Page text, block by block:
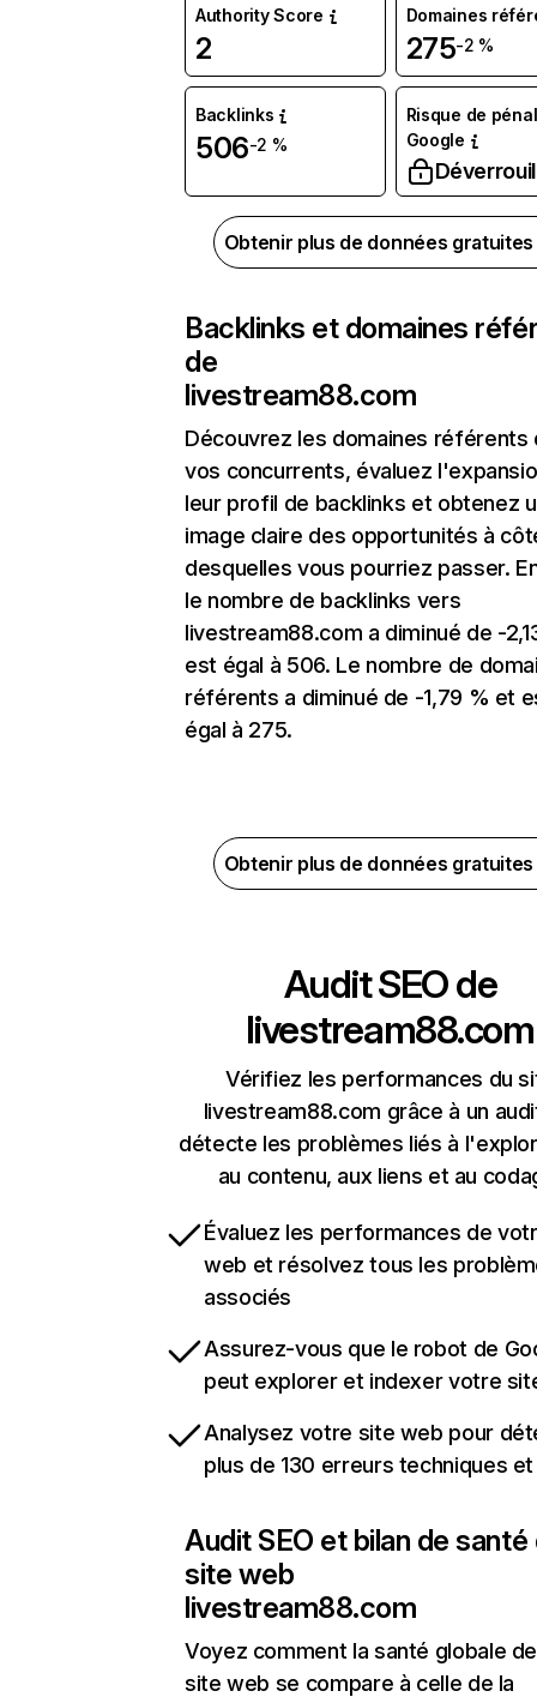
Authority Score
2
Domaines
275-2 %
Backlinks
506-2 %
Risque de
Google
Obtenir plus de données
Backlinks et domaines
de
livestream88.com
Découvrez les domaines référents
vos concurrents, évaluez
leur profil de backlinks et obtenez
image claire des opportunités à
desquelles vous pourriez passer.
le nombre de backlinks vers
livestream88.com a diminué de -
est égal à 506. Le nombre de
référents a diminué de -1,79 % et
égal à 275.
Obtenir plus de données
Audit SEO de
livestream88.com
Vérifiez les performances du
livestream88.com grâce à un
détecte les problèmes liés à
au contenu, aux liens et au
Évaluez les performances de
web et résolvez tous les
associés
Assurez-vous que le robot de
peut explorer et indexer votre
Analysez votre site web pour
plus de 130 erreurs techniques et
Audit SEO et bilan de santé
site web
livestream88.com
Voyez comment la santé globale
site web se compare à celle de la